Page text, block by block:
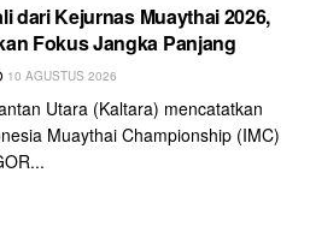
dari Kejurnas Muaythai 2026,
Fokus Jangka Panjang
10 AGUSTUS 2026
Utara (Kaltara) mencatatkan
Muaythai Championship (IMC)